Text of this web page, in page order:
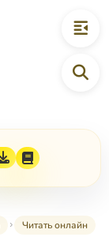
Читать онлайн